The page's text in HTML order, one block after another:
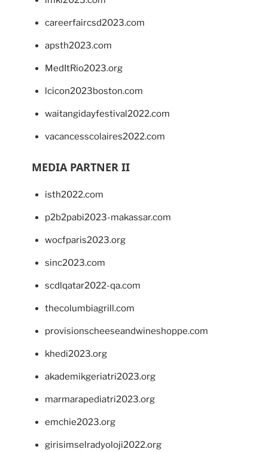
careerfaircsd2023.com
apsth2023.com
MedItRio2023.org
lcicon2023boston.com
waitangidayfestival2022.com
vacancesscolaires2022.com
MEDIA PARTNER II
isth2022.com
p2b2pabi2023-makassar.com
wocfparis2023.org
sinc2023.com
scdlqatar2022-qa.com
thecolumbiagrill.com
provisionscheeseandwineshoppe.com
khedi2023.org
akademikgeriatri2023.org
marmarapediatri2023.org
emchie2023.org
girisimselradyoloji2022.org